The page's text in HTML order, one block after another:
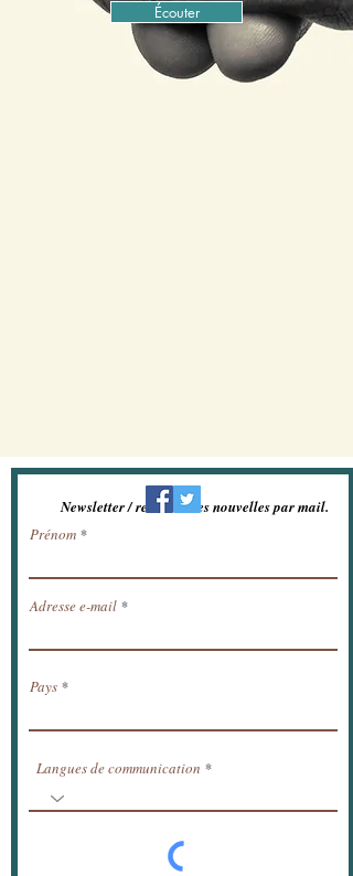
Écouter
Newsletter / recevoir les nouvelles par mail.
Prénom
Adresse e-mail
Pays
Langues de communication